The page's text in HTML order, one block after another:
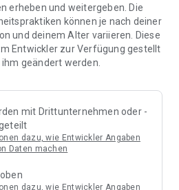
andere ein und erledigt den
übernehmen: Importiere
und verwandle sie
Familie & Freunden
erheben und weitergeben. Die
können je nach deiner
und deinem Alter variieren. Diese
Entwickler zur Verfügung gestellt
geändert werden.
mit Drittunternehmen oder -
dazu, wie Entwickler Angaben
Daten machen
dazu, wie Entwickler Angaben